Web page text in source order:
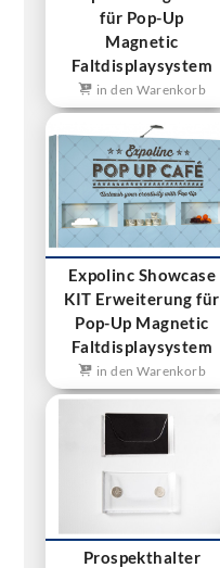
für Pop-Up
Magnetic
Faltdisplaysystem
in den Warenkorb
Expolinc Showcase
KIT Erweiterung für
Pop-Up Magnetic
Faltdisplaysystem
in den Warenkorb
Prospekthalter